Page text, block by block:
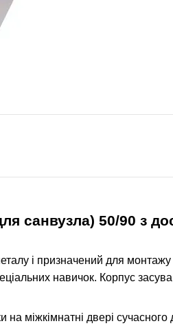
санвузла) 50/90 з
і призначений для
навичок. Корпус
міжкімнатні двері сучасного